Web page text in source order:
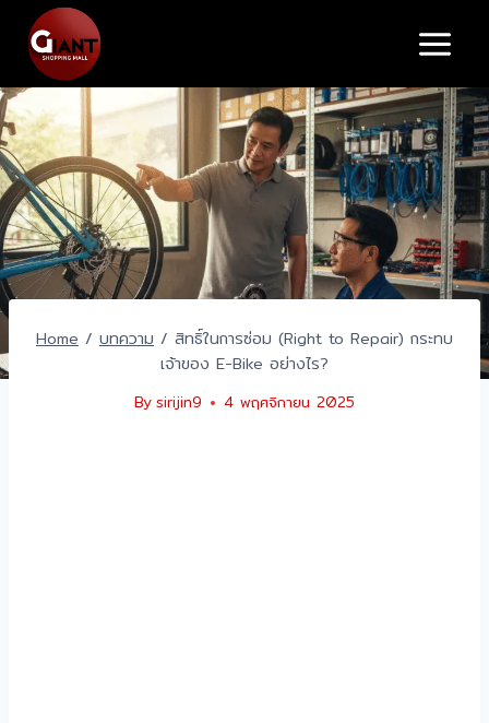
content
Home / บทความ / สิทธิ์ในการซ่อม (Right to Repair) กระทบ
เจ้าของ E-Bike อย่างไร?
Bysirijin9 4 พฤศจิกายน 2025